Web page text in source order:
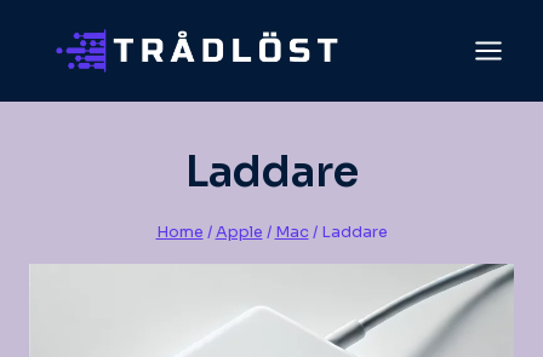
Laddare
Home / Apple / Mac / Laddare